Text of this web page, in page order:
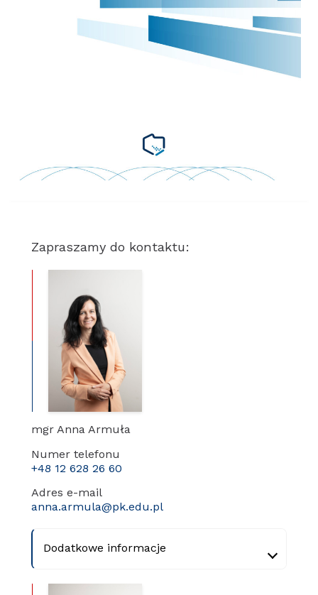
Zapraszamy do kontaktu:
mgr Anna Armuła
Numer telefonu
+48 12 628 26 60
Adres e-mail
anna.armula@pk.edu.pl
Dodatkowe informacje